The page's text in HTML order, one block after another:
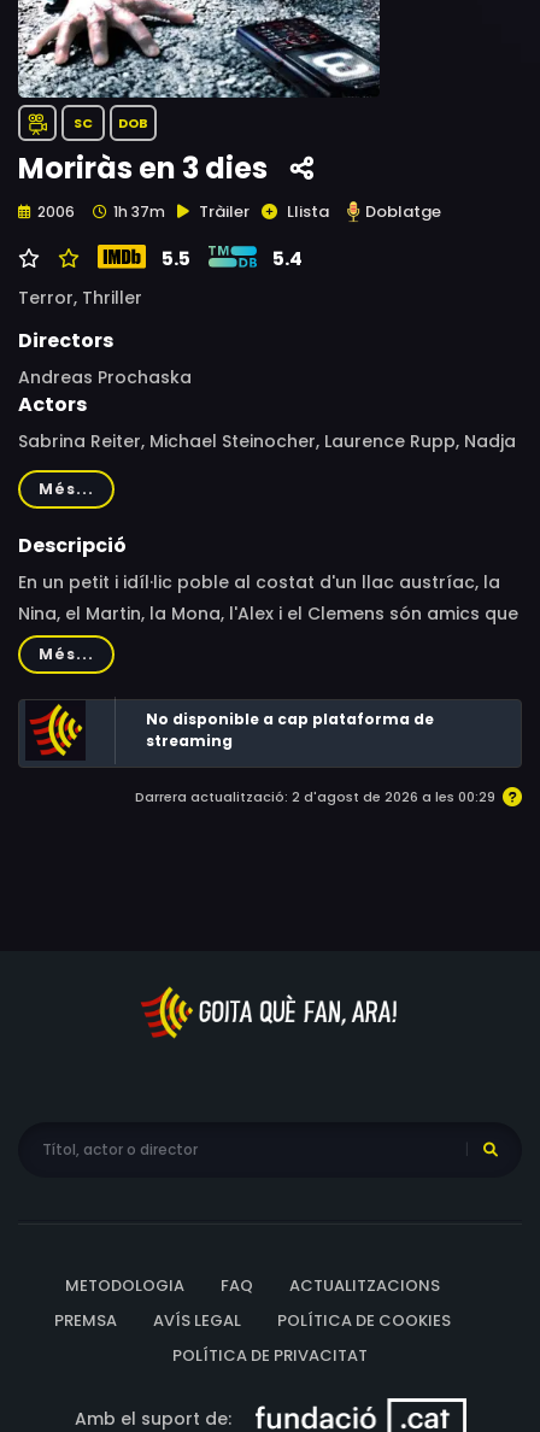
SC DOB
Moriràs en 3 dies
2006 1h 37m Tràiler Llista Doblatge
5.5 5.4
Terror, Thriller
Directors
Andreas Prochaska
Actors
Sabrina Reiter, Michael Steinocher, Laurence Rupp, Nadja
Vogel, Karl Fischer, Michou Friesz, Ines Honsel, Amelie
Jarolim, Andreas Kiendl, Julia Rosa Peer, Julian Sharp,
Susi Stach, Konstantin Reichmuth, Helmuth Häusler, Ferry
Jelinek, Raimund Wallisch, Silvio Szücs, Darina Dujmic,
Andreas Puehringer, Armin Watznauer, Daniel Prochaska,
Coco Huemer, Ada Kolland, Tizian Eigner, Saskia Scheitz,
Thaddäus Reich, Petra Schendl, Elfie Vogel, Kurt Vogel
Més...
Descripció
En un petit i idíl·lic poble al costat d'un llac austríac, la
Nina, el Martin, la Mona, l'Alex i el Clemens són amics que
celebren el final de l'institut. La Nina és la primera a
rebre un estrany missatge de text en el seu telèfon
mòbil: "Moriràs en tres dies". Al principi creu que és una
broma de mal gust, però llavors, en Martin, és cruelment
ofegat en el llac.
Més...
No disponible a cap plataforma de
streaming
Darrera actualització: 2 d'agost de 2026 a les 00:29
METODOLOGIA FAQ
ACTUALITZACIONS
PREMSA
AVÍS LEGAL
POLÍTICA DE COOKIES
POLÍTICA DE PRIVACITAT
Amb el suport de: